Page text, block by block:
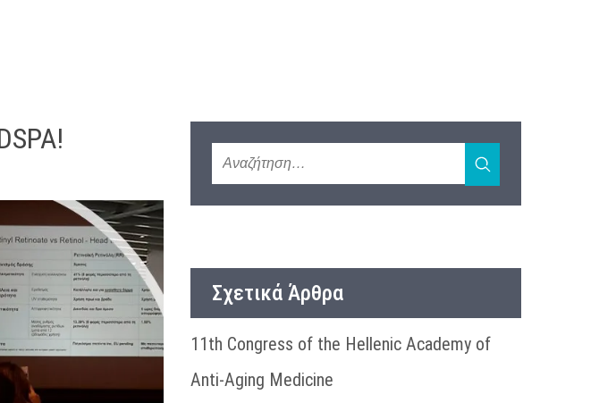
Σχετικά Άρθρα
11th Congress of the Hellenic Academy of
Anti-Aging Medicine